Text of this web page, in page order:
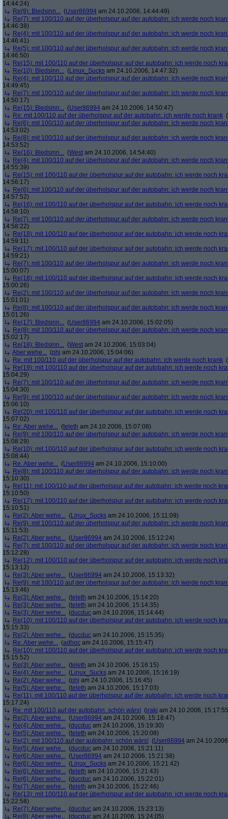
14:44:24)
Re(9): Bledsinn... (User86994 am 24.10.2006, 14:44:49)
Re(7): mit 100/110 auf der überholspur auf der autobahn: ich werde noch
14:46:38)
Re(4): mit 100/110 auf der überholspur auf der autobahn: ich werde noch
14:46:41)
Re(5): mit 100/110 auf der überholspur auf der autobahn: ich werde noch
14:46:50)
Re(15): mit 100/110 auf der überholspur auf der autobahn: ich werde noch
Re(10): Bledsinn... (Linux_Sucks am 24.10.2006, 14:47:32)
Re(4): mit 100/110 auf der überholspur auf der autobahn: ich werde noch
14:49:45)
Re(7): mit 100/110 auf der überholspur auf der autobahn: ich werde noch
14:50:17)
Re(15): Bledsinn... (User86994 am 24.10.2006, 14:50:47)
Re: mit 100/110 auf der überholspur auf der autobahn: ich werde noch krank (
Re(6): mit 100/110 auf der überholspur auf der autobahn: ich werde noch
14:53:02)
Re(8): mit 100/110 auf der überholspur auf der autobahn: ich werde noch
14:53:52)
Re(16): Bledsinn... (West am 24.10.2006, 14:54:40)
Re(4): mit 100/110 auf der überholspur auf der autobahn: ich werde noch
14:55:39)
Re(15): mit 100/110 auf der überholspur auf der autobahn: ich werde noch
14:56:17)
Re(6): mit 100/110 auf der überholspur auf der autobahn: ich werde noch
14:57:52)
Re(16): mit 100/110 auf der überholspur auf der autobahn: ich werde noch
14:58:10)
Re(7): mit 100/110 auf der überholspur auf der autobahn: ich werde noch
14:58:22)
Re(18): mit 100/110 auf der überholspur auf der autobahn: ich werde noch
14:59:11)
Re(17): mit 100/110 auf der überholspur auf der autobahn: ich werde noch
14:59:21)
Re(7): mit 100/110 auf der überholspur auf der autobahn: ich werde noch
15:00:07)
Re(18): mit 100/110 auf der überholspur auf der autobahn: ich werde noch
15:00:26)
Re(2): mit 100/110 auf der überholspur auf der autobahn: ich werde noch
15:01:01)
Re(8): mit 100/110 auf der überholspur auf der autobahn: ich werde noch
15:01:26)
Re(17): Bledsinn... (User86994 am 24.10.2006, 15:02:05)
Re(8): mit 100/110 auf der überholspur auf der autobahn: ich werde noch
15:02:17)
Re(18): Bledsinn... (West am 24.10.2006, 15:03:04)
Aber wehe... (phj am 24.10.2006, 15:04:06)
Re: mit 100/110 auf der überholspur auf der autobahn: ich werde noch krank (
Re(19): mit 100/110 auf der überholspur auf der autobahn: ich werde noch
15:04:29)
Re(7): mit 100/110 auf der überholspur auf der autobahn: ich werde noch
15:04:30)
Re(9): mit 100/110 auf der überholspur auf der autobahn: ich werde noch
15:06:10)
Re(20): mit 100/110 auf der überholspur auf der autobahn: ich werde noch
15:07:02)
Re: Aber wehe... (teleth am 24.10.2006, 15:07:08)
Re(9): mit 100/110 auf der überholspur auf der autobahn: ich werde noch
15:08:29)
Re(10): mit 100/110 auf der überholspur auf der autobahn: ich werde noch
15:08:44)
Re: Aber wehe... (User86994 am 24.10.2006, 15:10:00)
Re(8): mit 100/110 auf der überholspur auf der autobahn: ich werde noch
15:10:30)
Re(11): mit 100/110 auf der überholspur auf der autobahn: ich werde noch
15:10:50)
Re(17): mit 100/110 auf der überholspur auf der autobahn: ich werde noch
15:10:51)
Re(2): Aber wehe... (Linux_Sucks am 24.10.2006, 15:11:09)
Re(9): mit 100/110 auf der überholspur auf der autobahn: ich werde noch
15:11:53)
Re(2): Aber wehe... (User86994 am 24.10.2006, 15:12:24)
Re(7): mit 100/110 auf der überholspur auf der autobahn: ich werde noch
15:12:28)
Re(12): mit 100/110 auf der überholspur auf der autobahn: ich werde noch
15:13:12)
Re(3): Aber wehe... (User86994 am 24.10.2006, 15:13:32)
Re(9): mit 100/110 auf der überholspur auf der autobahn: ich werde noch
15:13:46)
Re(3): Aber wehe... (teleth am 24.10.2006, 15:14:20)
Re(3): Aber wehe... (teleth am 24.10.2006, 15:14:35)
Re(3): Aber wehe... (ducduc am 24.10.2006, 15:14:44)
Re(10): mit 100/110 auf der überholspur auf der autobahn: ich werde noch
15:15:33)
Re(2): Aber wehe... (ducduc am 24.10.2006, 15:15:35)
Re: Aber wehe... (adhoc am 24.10.2006, 15:15:47)
Re(10): mit 100/110 auf der überholspur auf der autobahn: ich werde noch
15:15:52)
Re(3): Aber wehe... (teleth am 24.10.2006, 15:16:15)
Re(4): Aber wehe... (Linux_Sucks am 24.10.2006, 15:16:19)
Re(2): Aber wehe... (phj am 24.10.2006, 15:16:45)
Re(5): Aber wehe... (teleth am 24.10.2006, 15:17:03)
Re(11): mit 100/110 auf der überholspur auf der autobahn: ich werde noch
15:17:24)
Re: mit 100/110 auf der autobahn: schön wärs! (iraki am 24.10.2006,
Re(2): Aber wehe... (User86994 am 24.10.2006, 15:18:47)
Re(4): Aber wehe... (ducduc am 24.10.2006, 15:19:30)
Re(5): Aber wehe... (teleth am 24.10.2006, 15:20:08)
Re(2): mit 100/110 auf der autobahn: schön wärs! (User86994 am
Re(5): Aber wehe... (ducduc am 24.10.2006, 15:21:11)
Re(6): Aber wehe... (User86994 am 24.10.2006, 15:21:38)
Re(6): Aber wehe... (Linux_Sucks am 24.10.2006, 15:21:42)
Re(6): Aber wehe... (teleth am 24.10.2006, 15:21:43)
Re(6): Aber wehe... (ducduc am 24.10.2006, 15:22:01)
Re(7): Aber wehe... (teleth am 24.10.2006, 15:22:46)
Re(13): mit 100/110 auf der überholspur auf der autobahn: ich werde noch
15:22:58)
Re(7): Aber wehe... (ducduc am 24.10.2006, 15:23:13)
Re(8): Aber wehe... (ducduc am 24.10.2006, 15:24:05)